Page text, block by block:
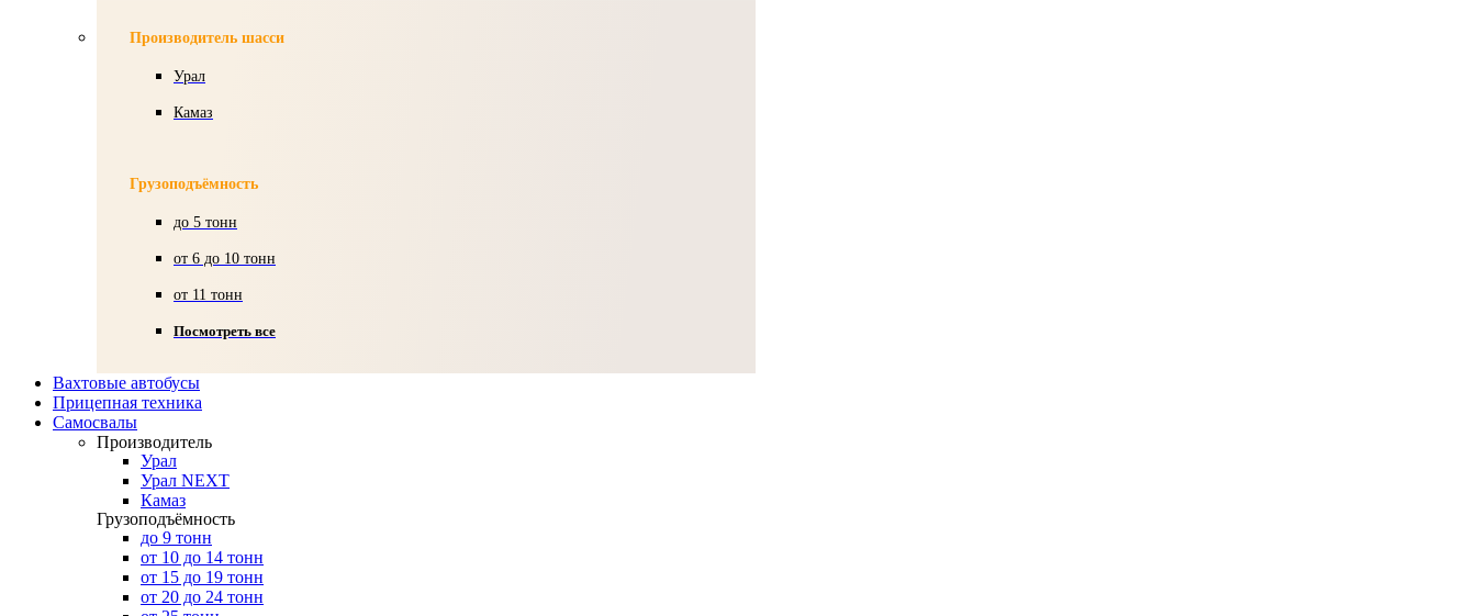
Производитель шасси
Урал
Камаз
Грузоподъёмность
до 5 тонн
от 6 до 10 тонн
от 11 тонн
Посмотреть все
Вахтовые автобусы
Прицепная техника
Самосвалы
Производитель
Урал
Урал NEXT
Камаз
Грузоподъёмность
до 9 тонн
от 10 до 14 тонн
от 15 до 19 тонн
от 20 до 24 тонн